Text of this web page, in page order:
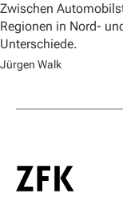
Zwischen
Regionen in Nord-
Unterschiede.
Jürgen Walk